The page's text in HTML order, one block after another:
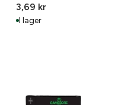
US6 28g
3,69 kr
I lager